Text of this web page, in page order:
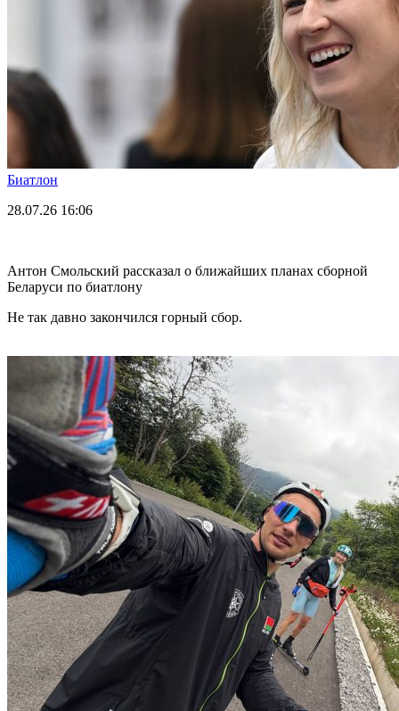
Биатлон
28.07.26 16:06
Антон Смольский рассказал о ближайших планах сборной
Беларуси по биатлону
Не так давно закончился горный сбор.